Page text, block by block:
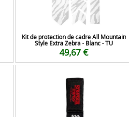
Kit de protection de cadre All Mountain
Style Extra Zebra - Blanc - TU
49,67 €